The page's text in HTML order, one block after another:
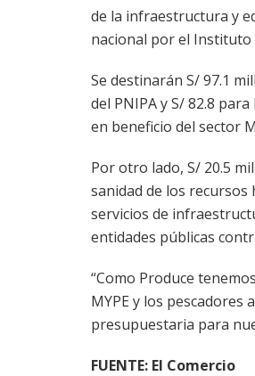
de la infraestructura y
nacional por el Instituto
Se destinarán S/ 97.1
del PNIPA y S/ 82.8
en beneficio del sector
Por otro lado, S/ 20.5
sanidad de los
servicios de
entidades públicas
“Como Produce
MYPE y los
presupuestaria para
FUENTE: El Comercio